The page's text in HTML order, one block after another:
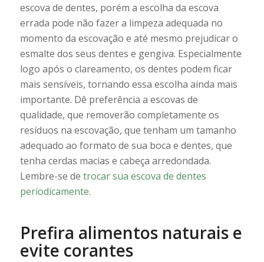
escova de dentes, porém a escolha da escova
errada pode não fazer a limpeza adequada no
momento da escovação e até mesmo prejudicar o
esmalte dos seus dentes e gengiva. Especialmente
logo após o clareamento, os dentes podem ficar
mais sensíveis, tornando essa escolha ainda mais
importante. Dê preferência a escovas de
qualidade, que removerão completamente os
resíduos na escovação, que tenham um tamanho
adequado ao formato de sua boca e dentes, que
tenha cerdas macias e cabeça arredondada.
Lembre-se de trocar sua escova de dentes
periodicamente.
Prefira alimentos naturais e
evite corantes